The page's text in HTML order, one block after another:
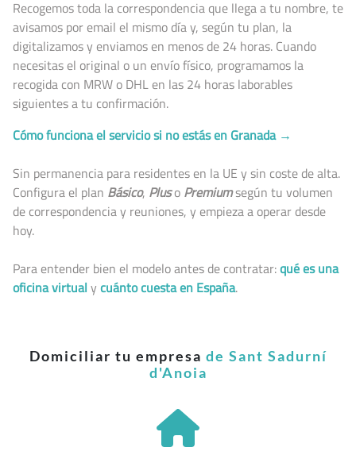
Recogemos toda la correspondencia que llega a tu nombre, te
avisamos por email el mismo día y, según tu plan, la
digitalizamos y enviamos en menos de 24 horas. Cuando
necesitas el original o un envío físico, programamos la
recogida con MRW o DHL en las 24 horas laborables
siguientes a tu confirmación.
Cómo funciona el servicio si no estás en Granada →
Sin permanencia para residentes en la UE y sin coste de alta.
Configura el plan Básico, Pluso Premiumsegún tu volumen
de correspondencia y reuniones, y empieza a operar desde
hoy.
Para entender bien el modelo antes de contratar:qué es una
oficina virtual ycuánto cuesta en España.
Domiciliar tu empresa de Sant Sadurní
d'Anoia